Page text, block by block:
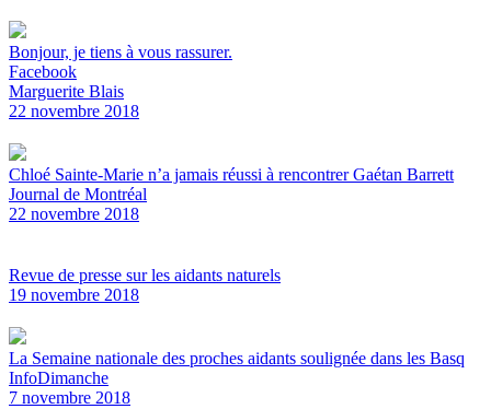
Bonjour, je tiens à vous rassurer.
Facebook
Marguerite Blais
22 novembre 2018
Chloé Sainte-Marie n’a jamais réussi à rencontrer Gaétan Barrett
Journal de Montréal
22 novembre 2018
Revue de presse sur les aidants naturels
19 novembre 2018
La Semaine nationale des proches aidants soulignée dans les Basq
InfoDimanche
7 novembre 2018